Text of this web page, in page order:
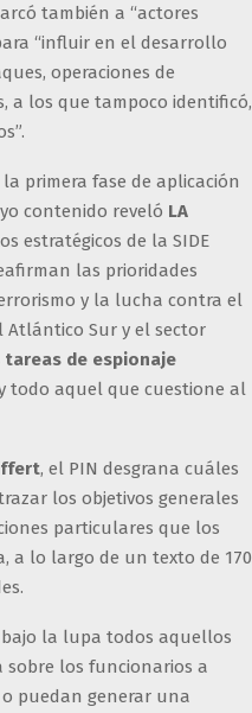
también a “actores
“influir en el desarrollo
operaciones de
a los que tampoco identificó,
primera fase de aplicación
contenido reveló LA
estratégicos de la SIDE
las prioridades
y la lucha contra el
Atlántico Sur y el sector
de espionaje
todo aquel que cuestione al
, el PIN desgrana cuáles
los objetivos generales
particulares que los
a lo largo de un texto de 170
bajo la lupa todos aquellos
los funcionarios a
puedan generar una